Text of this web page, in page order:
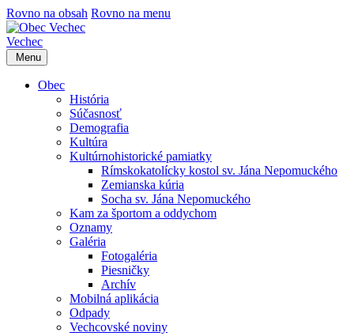
Rovno na obsah Rovno na menu
Vechec
Menu
Obec
História
Súčasnosť
Demografia
Kultúra
Kultúrnohistorické pamiatky
Rímskokatolícky kostol sv. Jána Nepomuckého
Zemianska kúria
Socha sv. Jána Nepomuckého
Kam za športom a oddychom
Oznamy
Galéria
Fotogaléria
Piesničky
Archív
Mobilná aplikácia
Odpady
Vechcovské noviny